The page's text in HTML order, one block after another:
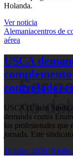
Holanda.
Ver noticia
Alemaniacentros de
aérea
USCA
USCA (Unión
demanda contra
los profesionales que
jornada. Este
10 julio, 202610